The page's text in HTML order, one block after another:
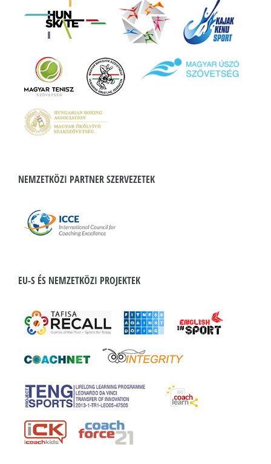
NEMZETKÖZI PARTNER SZERVEZETEK
EU-S ÉS NEMZETKÖZI PROJEKTEK